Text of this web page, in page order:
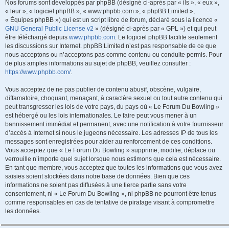
Nos forums sont développés par phpBB (désigné ci-après par « ils », « eux »,
« leur », « logiciel phpBB », « www.phpbb.com », « phpBB Limited »,
« Équipes phpBB ») qui est un script libre de forum, déclaré sous la licence «
GNU General Public License v2 » (désigné ci-après par « GPL ») et qui peut
être téléchargé depuis www.phpbb.com. Le logiciel phpBB facilite seulement
les discussions sur Internet. phpBB Limited n’est pas responsable de ce que
nous acceptons ou n’acceptons pas comme contenu ou conduite permis. Pour
de plus amples informations au sujet de phpBB, veuillez consulter :
https://www.phpbb.com/.
Vous acceptez de ne pas publier de contenu abusif, obscène, vulgaire,
diffamatoire, choquant, menaçant, à caractère sexuel ou tout autre contenu qui
peut transgresser les lois de votre pays, du pays où « Le Forum Du Bowling »
est hébergé ou les lois internationales. Le faire peut vous mener à un
bannissement immédiat et permanent, avec une notification à votre fournisseur
d’accès à Internet si nous le jugeons nécessaire. Les adresses IP de tous les
messages sont enregistrées pour aider au renforcement de ces conditions.
Vous acceptez que « Le Forum Du Bowling » supprime, modifie, déplace ou
verrouille n’importe quel sujet lorsque nous estimons que cela est nécessaire.
En tant que membre, vous acceptez que toutes les informations que vous avez
saisies soient stockées dans notre base de données. Bien que ces
informations ne soient pas diffusées à une tierce partie sans votre
consentement, ni « Le Forum Du Bowling », ni phpBB ne pourront être tenus
comme responsables en cas de tentative de piratage visant à compromettre
les données.